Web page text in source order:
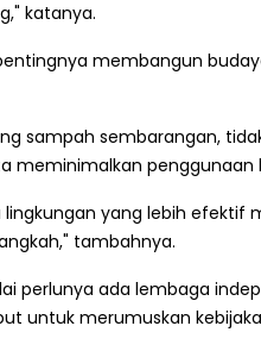
katanya.
membangun
sampah sembarangan,
meminimalkan penggunaan
yang lebih efektif
tambahnya.
perlunya ada lembaga
untuk merumuskan